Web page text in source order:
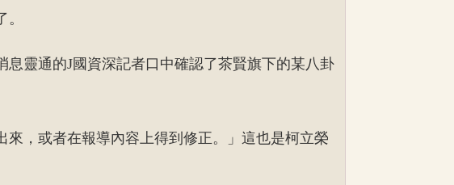
靈通的J國資深記者口中確認了茶賢旗下的某八卦
來，或者在報導內容上得到修正。」這也是柯立榮